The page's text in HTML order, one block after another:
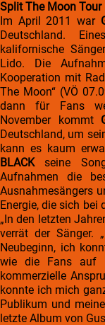
Split The Moon Tour
Im April 2011 war
Deutschland.
kalifornische
Lido. Die
Kooperation mit
The Moon“ (VÖ
dann für Fans
November kommt
Deutschland, um
kann es kaum
BLACKseine
Aufnahmen die
Ausnahmesängers
Energie, die sich
„In den letzten
verrät der Sänger.
Neubeginn, ich
wie die Fans auf
kommerzielle
konnte ich mich
Publikum und
letzte Album von